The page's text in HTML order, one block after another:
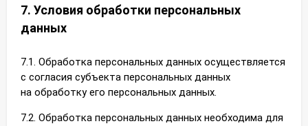
7. Условия обработки персональных
данных
7.1. Обработка персональных данных осуществляется
с согласия субъекта персональных данных
на обработку его персональных данных.
7.2. Обработка персональных данных необходима для